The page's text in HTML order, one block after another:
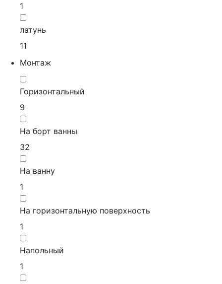
1
латунь
11
Монтаж
Горизонтальный
9
На борт ванны
32
На ванну
1
На горизонтальную поверхность
1
Напольный
1